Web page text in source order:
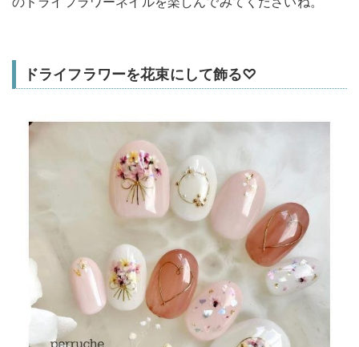
ドライフラワーを花束にして飾る♡